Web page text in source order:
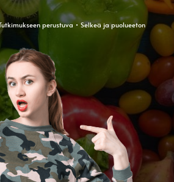
perustuva • Selkeä ja puolueeton